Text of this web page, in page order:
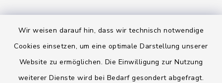
Wir weisen darauf hin, dass wir technisch notwendige
Cookies einsetzen, um eine optimale Darstellung unserer
Website zu ermöglichen. Die Einwilligung zur Nutzung
weiterer Dienste wird bei Bedarf gesondert abgefragt.